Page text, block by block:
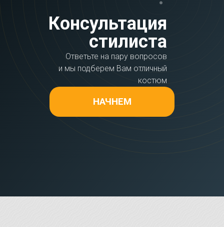
Консультация
стилиста
Ответьте на пару вопросов
и мы подберем Вам отличный
костюм
НАЧНЕМ